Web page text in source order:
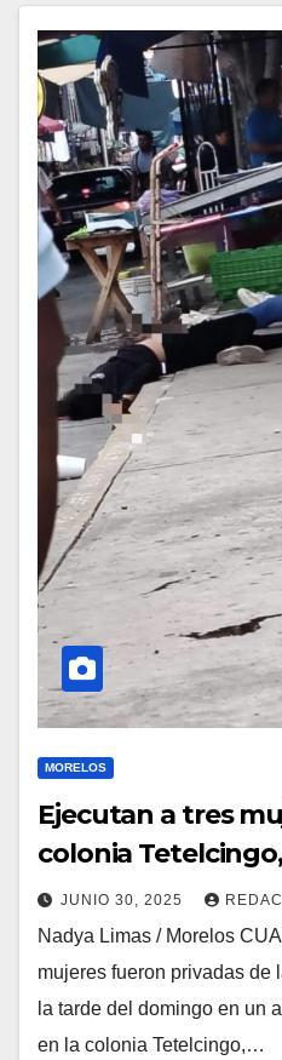
MORELOS
Ejecutan a tres
colonia
JUNIO 30, 2025
Nadya Limas / Morelos
mujeres fueron privadas de
la tarde del domingo en un
en la colonia Tetelcingo,…